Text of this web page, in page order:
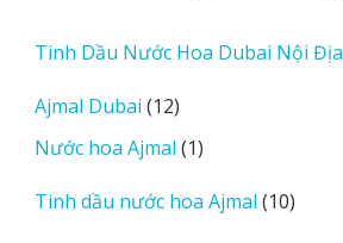
d
Tinh Dầu Nước Hoa Dubai Nội Địa
Ajmal Dubai 1212
sản
phẩm
Nước hoa Ajmal 11
phẩm
Tinh dầu nước hoa Ajmal 1010